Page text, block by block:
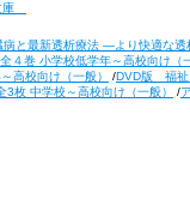
庫
病と最新透析療法 ―より快適な
４巻 小学校低学年～高校向け（
校向け（一般） /DVD版 福祉
枚 中学校～高校向け（一般） /